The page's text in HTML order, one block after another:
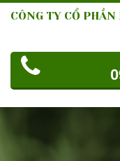
CÔNG TY CỔ